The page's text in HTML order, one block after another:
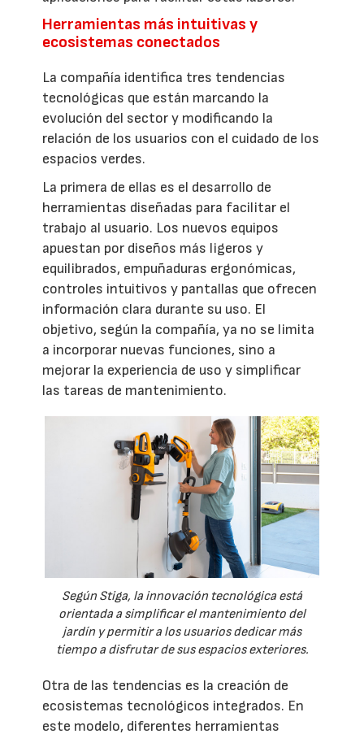
Herramientas más intuitivas y
ecosistemas conectados
La compañía identifica tres tendencias
tecnológicas que están marcando la
evolución del sector y modificando la
relación de los usuarios con el cuidado de los
espacios verdes.
La primera de ellas es el desarrollo de
herramientas diseñadas para facilitar el
trabajo al usuario. Los nuevos equipos
apuestan por diseños más ligeros y
equilibrados, empuñaduras ergonómicas,
controles intuitivos y pantallas que ofrecen
información clara durante su uso. El
objetivo, según la compañía, ya no se limita
a incorporar nuevas funciones, sino a
mejorar la experiencia de uso y simplificar
las tareas de mantenimiento.
Según Stiga, la innovación tecnológica está
orientada a simplificar el mantenimiento del
jardín y permitir a los usuarios dedicar más
tiempo a disfrutar de sus espacios exteriores.
Otra de las tendencias es la creación de
ecosistemas tecnológicos integrados. En
este modelo, diferentes herramientas